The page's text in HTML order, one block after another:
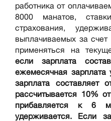
работника от
8000 манатов,
страхования,
выплачиваемых за счет
применяться на
если зарплата
ежемесячная
зарплата составляет
рассчитывается 10%
прибавляется к 6
удерживается. Если